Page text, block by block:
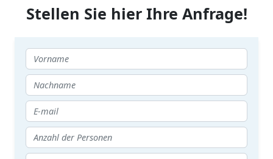
Stellen Sie hier Ihre Anfrage!